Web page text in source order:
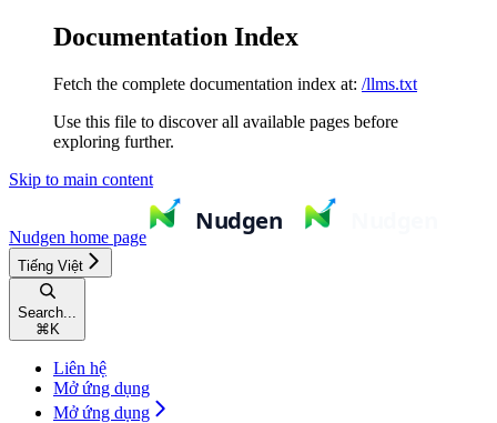
Documentation Index
Fetch the complete documentation index at: /llms.txt
Use this file to discover all available pages before
exploring further.
Skip to main content
Nudgen home page
Tiếng Việt
Search...
⌘ K
Liên hệ
Mở ứng dụng
Mở ứng dụng